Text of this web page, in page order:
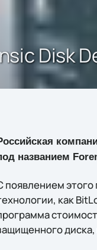
Disk
названием
появлением этого
как
диска,